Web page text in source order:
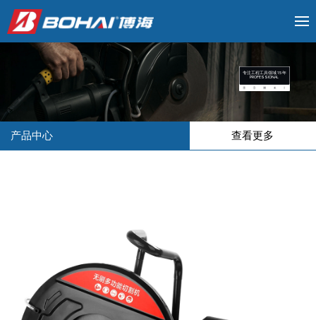
专注工程工具领域 15 年
PROFESSIONAL
产品中心 查看更多